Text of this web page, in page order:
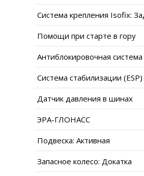
Система крепления Isofix:
Помощи при старте в гору
Антиблокировочная система
Система стабилизации (ESP)
Датчик давления в шинах
ЭРА-ГЛОНАСС
Подвеска: Активная
Запасное колесо: Докатка